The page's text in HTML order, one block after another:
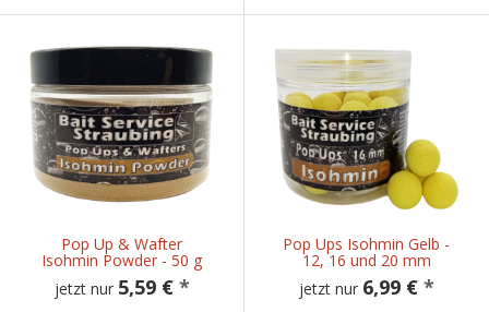
Pop Up & Wafter
Isohmin Powder - 50 g
jetzt nur 5,59 € *
Pop Ups Isohmin Gelb -
12, 16 und 20 mm
jetzt nur 6,99 € *